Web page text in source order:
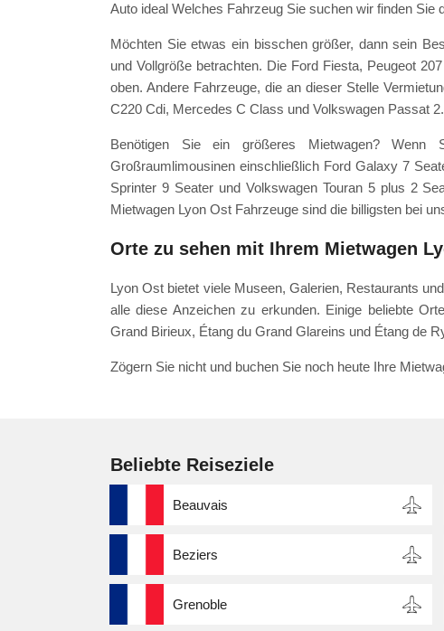
Auto ideal Welches Fahrzeug Sie suchen wir finden Sie
Möchten Sie etwas ein bisschen größer, dann sein
und Vollgröße betrachten. Die Ford Fiesta, Peugeot
oben. Andere Fahrzeuge, die an dieser Stelle
C220 Cdi, Mercedes C Class und Volkswagen Passat
Benötigen Sie ein größeres Mietwagen?
Großraumlimousinen einschließlich Ford Galaxy 7
Sprinter 9 Seater und Volkswagen Touran 5 plus 2
Mietwagen Lyon Ost Fahrzeuge sind die billigsten bei
Orte zu sehen mit Ihrem Mietwagen
Lyon Ost bietet viele Museen, Galerien, Restaurants
alle diese Anzeichen zu erkunden. Einige beliebte
Grand Birieux, Étang du Grand Glareins und Étang de
Zögern Sie nicht und buchen Sie noch heute Ihre
Beliebte Reiseziele
Beauvais
Beziers
Grenoble